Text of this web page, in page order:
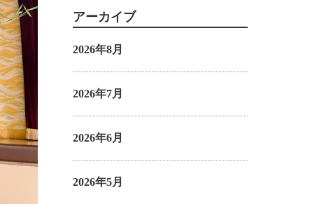
アーカイブ
2026年8月
2026年7月
2026年6月
2026年5月